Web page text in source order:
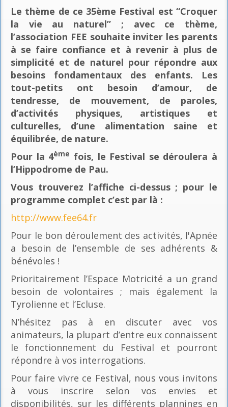
Le thème de ce 35ème Festival est “Croquer
la vie au naturel” ; avec ce thème,
l’association FEE souhaite inviter les parents
à se faire confiance et à revenir à plus de
simplicité et de naturel pour répondre aux
besoins fondamentaux des enfants. Les
tout-petits ont besoin d’amour, de
tendresse, de mouvement, de paroles,
d’activités physiques, artistiques et
culturelles, d’une alimentation saine et
équilibrée, de nature.
Pour la 4ème fois, le Festival se déroulera à
l’Hippodrome de Pau.
Vous trouverez l’affiche ci-dessus ; pour le
programme complet c’est par là :
http://www.fee64.fr
Pour le bon déroulement des activités, l'Apnée
a besoin de l’ensemble de ses adhérents &
bénévoles !
Prioritairement l’Espace Motricité a un grand
besoin de volontaires ; mais également la
Tyrolienne et l’Ecluse.
N’hésitez pas à en discuter avec vos
animateurs, la plupart d’entre eux connaissent
le fonctionnement du Festival et pourront
répondre à vos interrogations.
Pour faire vivre ce Festival, nous vous invitons
à vous inscrire selon vos envies et
disponibilités, sur les différents plannings en